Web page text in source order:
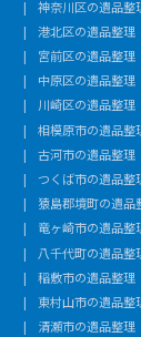
神奈川区の遺品整
港北区の遺品整理
宮前区の遺品整理
中原区の遺品整理
川崎区の遺品整理
相模原市の遺品整
古河市の遺品整理
つくば市の遺品整
猿島郡境町の遺品
竜ヶ崎市の遺品整
八千代町の遺品整
稲敷市の遺品整理
東村山市の遺品整
清瀬市の遺品整理